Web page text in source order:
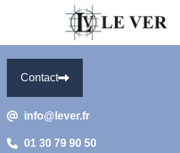
info@lever.fr
01 30 79 90 50
Contact